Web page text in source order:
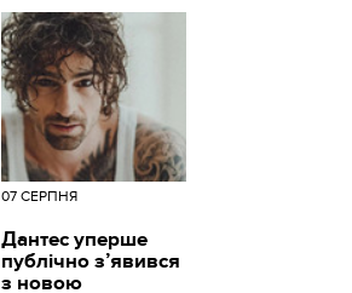
07 СЕРПНЯ
Дантес уперше
публічно з’явився
з новою